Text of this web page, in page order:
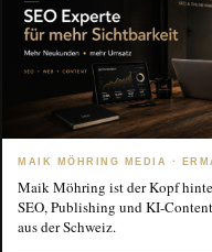
MAIK MÖHRING MEDIA ·
Maik Möhring ist der Kopf
SEO, Publishing und KI-
aus der Schweiz.